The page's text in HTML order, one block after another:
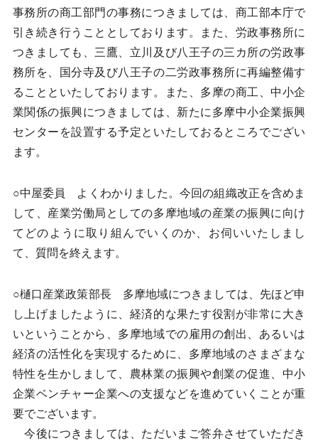
事務所の商工部門の事務につきましては、商工部本庁で
引き続き行うこととしております。また、労政事務所に
つきましても、三鷹、立川及び八王子の三カ所の労政事
務所を、国分寺及び八王子の二労政事務所に再編整備す
ることといたしております。また、多摩の商工、中小企
業関係の振興につきましては、新たに多摩中小企業振興
センターを設置する予定といたしておるところでござい
ます。
○中屋委員 よくわかりました。今回の組織改正を含めま
して、産業労働局としての多摩地域の産業の振興に向け
てどのように取り組んでいくのか、お伺いいたしまし
て、質問を終えます。
○樋口産業政策部長 多摩地域につきましては、先ほど申
し上げましたように、経済的な果たす役割が非常に大き
いということから、多摩地域での雇用の創出、あるいは
経済の活性化を実現するために、多摩地域のさまざまな
特性を生かしまして、農林業の振興や創業の促進、中小
企業ベンチャー企業への支援などを進めていくことが重
要でございます。
今後につきましては、ただいまご答弁させていただき